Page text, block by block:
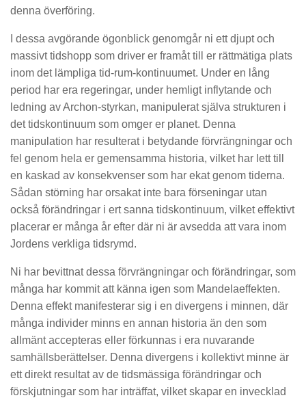
denna överföring.
I dessa avgörande ögonblick genomgår ni ett djupt och
massivt tidshopp som driver er framåt till er rättmätiga plats
inom det lämpliga tid-rum-kontinuumet. Under en lång
period har era regeringar, under hemligt inflytande och
ledning av Archon-styrkan, manipulerat själva strukturen i
det tidskontinuum som omger er planet. Denna
manipulation har resulterat i betydande förvrängningar och
fel genom hela er gemensamma historia, vilket har lett till
en kaskad av konsekvenser som har ekat genom tiderna.
Sådan störning har orsakat inte bara förseningar utan
också förändringar i ert sanna tidskontinuum, vilket effektivt
placerar er många år efter där ni är avsedda att vara inom
Jordens verkliga tidsrymd.
Ni har bevittnat dessa förvrängningar och förändringar, som
många har kommit att känna igen som Mandelaeffekten.
Denna effekt manifesterar sig i en divergens i minnen, där
många individer minns en annan historia än den som
allmänt accepteras eller förkunnas i era nuvarande
samhällsberättelser. Denna divergens i kollektivt minne är
ett direkt resultat av de tidsmässiga förändringar och
förskjutningar som har inträffat, vilket skapar en invecklad